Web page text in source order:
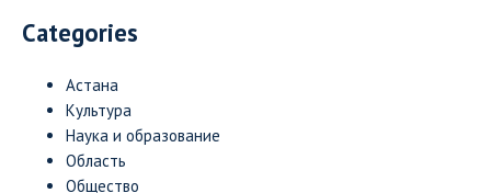
Categories
Астана
Культура
Наука и образование
Область
Общество